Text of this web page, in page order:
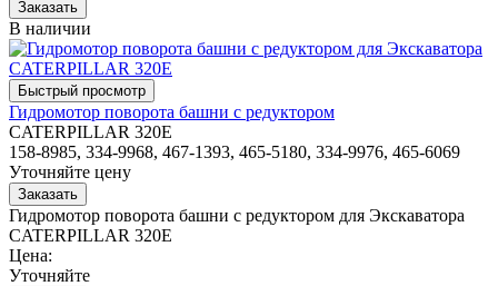
В наличии
Гидромотор поворота башни с редуктором
CATERPILLAR 320E
158-8985, 334-9968, 467-1393, 465-5180, 334-9976, 465-6069
Уточняйте цену
Гидромотор поворота башни с редуктором для Экскаватора
CATERPILLAR 320E
Цена:
Уточняйте